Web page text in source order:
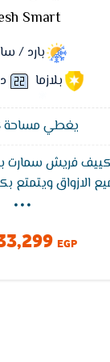
Smart
بارد /
بلازما
يغطي مساحة 18 متر²
فريش
الازواق
ويعمل
وتتميز الوحده
...
EGP